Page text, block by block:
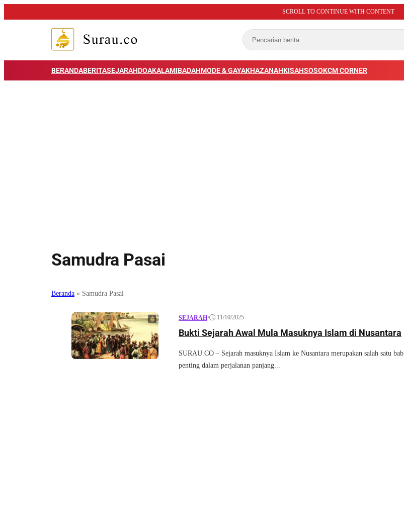
SCROLL TO CONTINUE WITH CONTENT
BERANDABERITASEJARAHDOAKALAMIBADAHMODE & GAYAKHAZANAHKISAHSOSOKCM CORNER
Samudra Pasai
Beranda » Samudra Pasai
SEJARAH• 11/10/2025
Bukti Sejarah Awal Mula Masuknya Islam di Nusantara
SURAU.CO – Sejarah masuknya Islam ke Nusantara merupakan salah satu bab
penting dalam perjalanan panjang...